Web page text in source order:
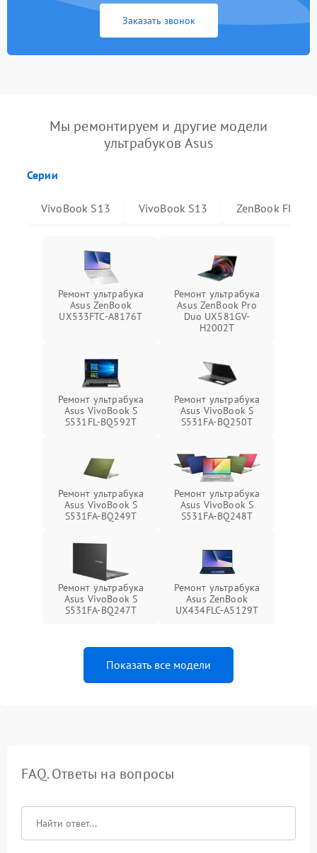
Заказать звонок
Мы ремонтируем и другие модели
ультрабуков Asus
Серии
VivoBook S13 VivoBook S13 ZenBook Flip 13
Ремонт ультрабука
Asus ZenBook
UX533FTC-A8176T
Ремонт ультрабука
Asus ZenBook Pro
Duo UX581GV-
H2002T
Ремонт ультрабука
Asus VivoBook S
S531FL-BQ592T
Ремонт ультрабука
Asus VivoBook S
S531FA-BQ250T
Ремонт ультрабука
Asus VivoBook S
S531FA-BQ249T
Ремонт ультрабука
Asus VivoBook S
S531FA-BQ248T
Ремонт ультрабука
Asus VivoBook S
S531FA-BQ247T
Ремонт ультрабука
Asus ZenBook
UX434FLC-A5129T
Показать все модели
FAQ. Ответы на вопросы